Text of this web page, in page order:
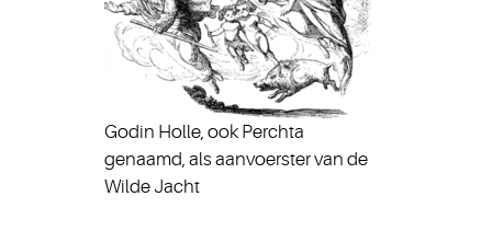
Godin Holle, ook Perchta
genaamd, als aanvoerster van de
Wilde Jacht